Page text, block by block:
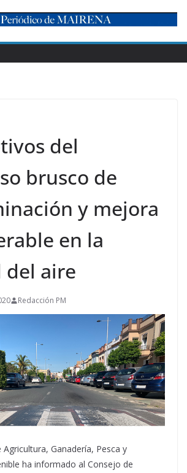
del
brusco de
y mejora
en la
del aire
Redacción PM
Agricultura, Ganadería, Pesca y
ha informado al Consejo de